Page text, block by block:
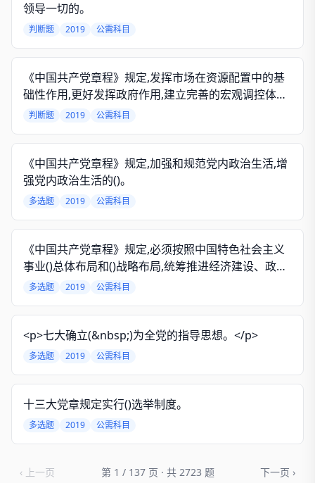
领导一切的。
判断题 2019 公需科目
《中国共产党章程》规定,发挥市场在资源配置中的基
础性作用,更好发挥政府作用,建立完善的宏观调控体
系。
判断题 2019 公需科目
《中国共产党章程》规定,加强和规范党内政治生活,增
强党内政治生活的()。
多选题 2019 公需科目
《中国共产党章程》规定,必须按照中国特色社会主义
事业()总体布局和()战略布局,统筹推进经济建设、政治
建设、文化建设、社会建设、生态文明建设。
多选题 2019 公需科目
<p>七大确立(&nbsp;)为全党的指导思想。</p>
多选题 2019 公需科目
十三大党章规定实行()选举制度。
多选题 2019 公需科目
‹ 上一页 第 1 / 137 页 · 共 2723 题 下一页 ›